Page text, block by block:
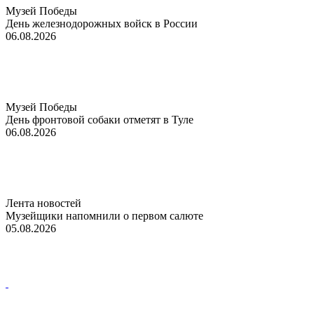
Музей Победы
День железнодорожных войск в России
06.08.2026
Музей Победы
День фронтовой собаки отметят в Туле
06.08.2026
Лента новостей
Музейщики напомнили о первом салюте
05.08.2026